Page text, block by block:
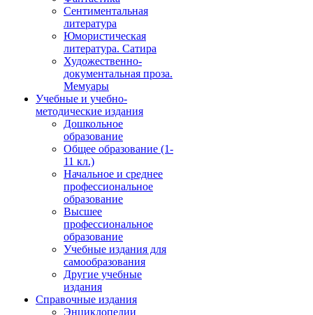
Сентиментальная
литература
Юмористическая
литература. Сатира
Художественно-
документальная проза.
Мемуары
Учебные и учебно-
методические издания
Дошкольное
образование
Общее образование (1-
11 кл.)
Начальное и среднее
профессиональное
образование
Высшее
профессиональное
образование
Учебные издания для
самообразования
Другие учебные
издания
Справочные издания
Энциклопедии